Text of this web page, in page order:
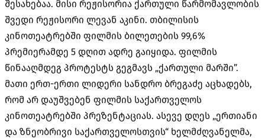
შესახებაა. მისი რეჟისორია ქართული წარმომავლობის
შვედი რეჟისორი ლევან აკინი. თბილისის
კინოთეატრებში ფილმის ბილეთების 99,6%
პრემიერამდე 5 დღით ადრე გაიყიდა. ფილმის
წინააღმდეგ პროტესტს გეგმავს „ქართული მარში”.
მათი ერთ-ერთი ლიდერი სანდრო ბრეგაძე აცხადებს,
რომ არ დაუშვებენ ფილმის საქართველოს
კინოთეატრებში პრეზენტაციას. ასევე დღეს „ერთიანი
და ზნეობრივი საქართველოსთვის“ ხელმძღვანელმა,